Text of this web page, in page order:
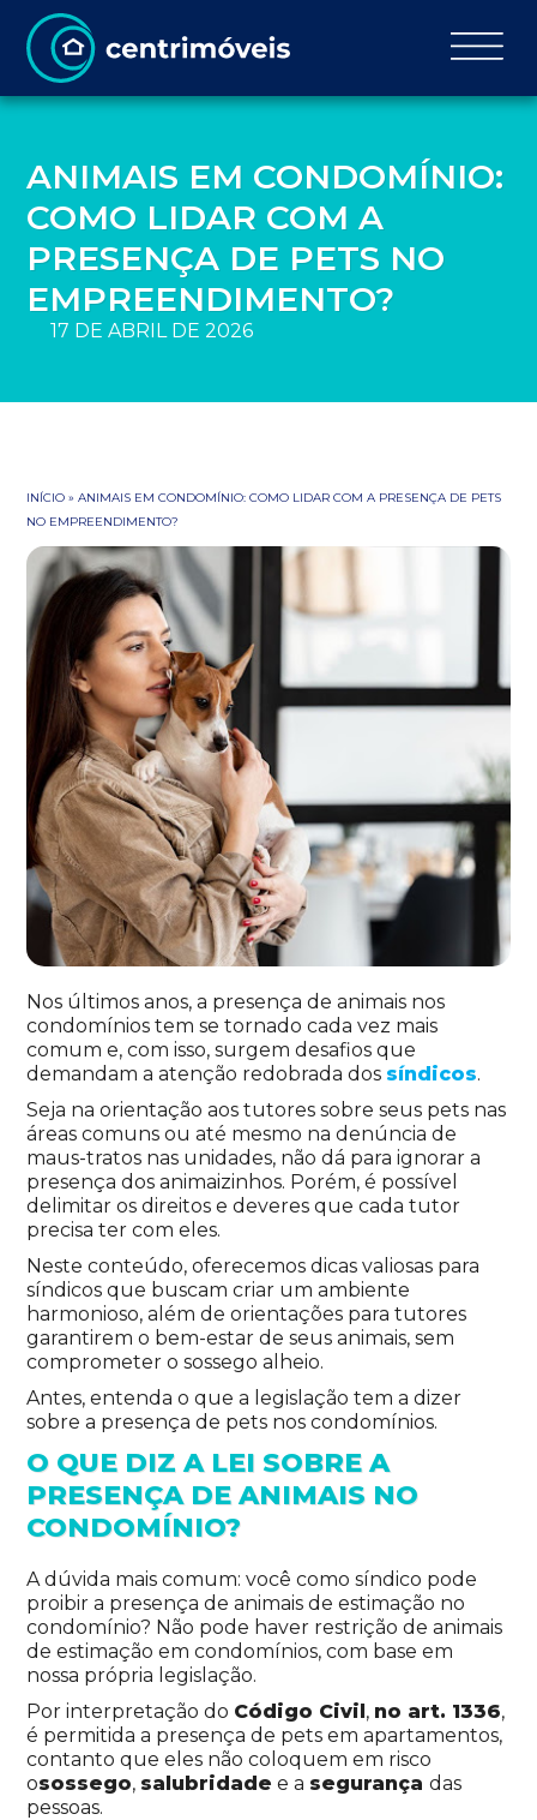
ANIMAIS EM CONDOMÍNIO:
COMO LIDAR COM A
PRESENÇA DE PETS NO
EMPREENDIMENTO?
17 DE ABRIL DE 2026
INÍCIO »ANIMAIS EM CONDOMÍNIO: COMO LIDAR COM A PRESENÇA DE PETS
NO EMPREENDIMENTO?
Nos últimos anos, a presença de animais nos
condomínios tem se tornado cada vez mais
comum e, com isso, surgem desafios que
demandam a atenção redobrada dos síndicos.
Seja na orientação aos tutores sobre seus pets nas
áreas comuns ou até mesmo na denúncia de
maus-tratos nas unidades, não dá para ignorar a
presença dos animaizinhos. Porém, é possível
delimitar os direitos e deveres que cada tutor
precisa ter com eles.
Neste conteúdo, oferecemos dicas valiosas para
síndicos que buscam criar um ambiente
harmonioso, além de orientações para tutores
garantirem o bem-estar de seus animais, sem
comprometer o sossego alheio.
Antes, entenda o que a legislação tem a dizer
sobre a presença de pets nos condomínios.
O QUE DIZ A LEI SOBRE A
PRESENÇA DE ANIMAIS NO
CONDOMÍNIO?
A dúvida mais comum: você como síndico pode
proibir a presença de animais de estimação no
condomínio? Não pode haver restrição de animais
de estimação em condomínios, com base em
nossa própria legislação.
Por interpretação do Código Civil, no art. 1336,
é permitida a presença de pets em apartamentos,
contanto que eles não coloquem em risco
osossego, salubridade e a segurançadas
pessoas.